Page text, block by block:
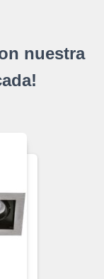
nuestra